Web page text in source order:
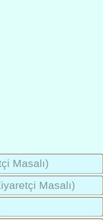
Masalı)
Masalı)